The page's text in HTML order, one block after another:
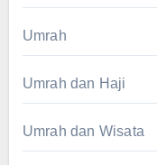
Umrah
Umrah dan Haji
Umrah dan Wisata